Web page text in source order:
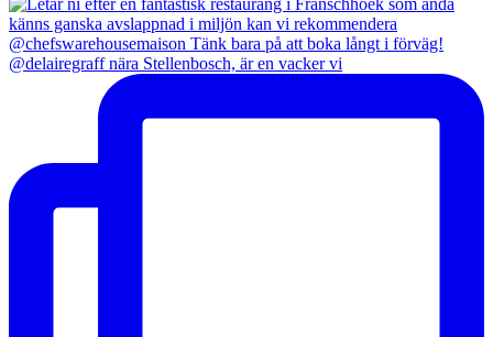
@delairegraff nära Stellenbosch, är en vacker vi